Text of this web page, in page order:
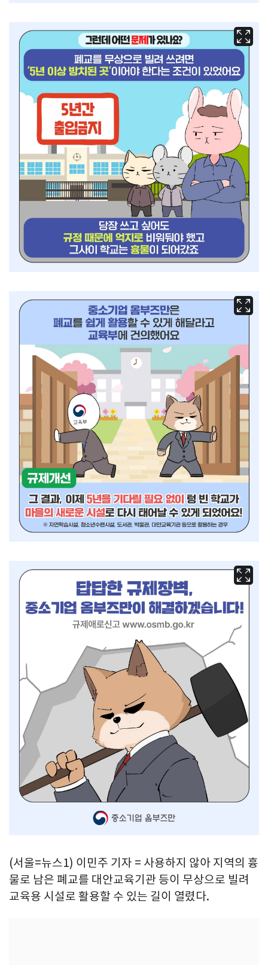
(서울=뉴스1) 이민주 기자 = 사용하지 않아 지역의 흉
물로 남은 폐교를 대안교육기관 등이 무상으로 빌려
교육용 시설로 활용할 수 있는 길이 열렸다.